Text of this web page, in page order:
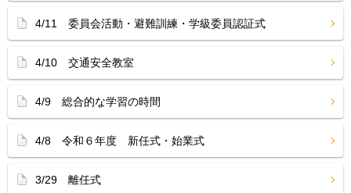
4/11 委員会活動・避難訓練・学級委員認証式
4/10 交通安全教室
4/9 総合的な学習の時間
4/8 令和６年度 新任式・始業式
3/29 離任式